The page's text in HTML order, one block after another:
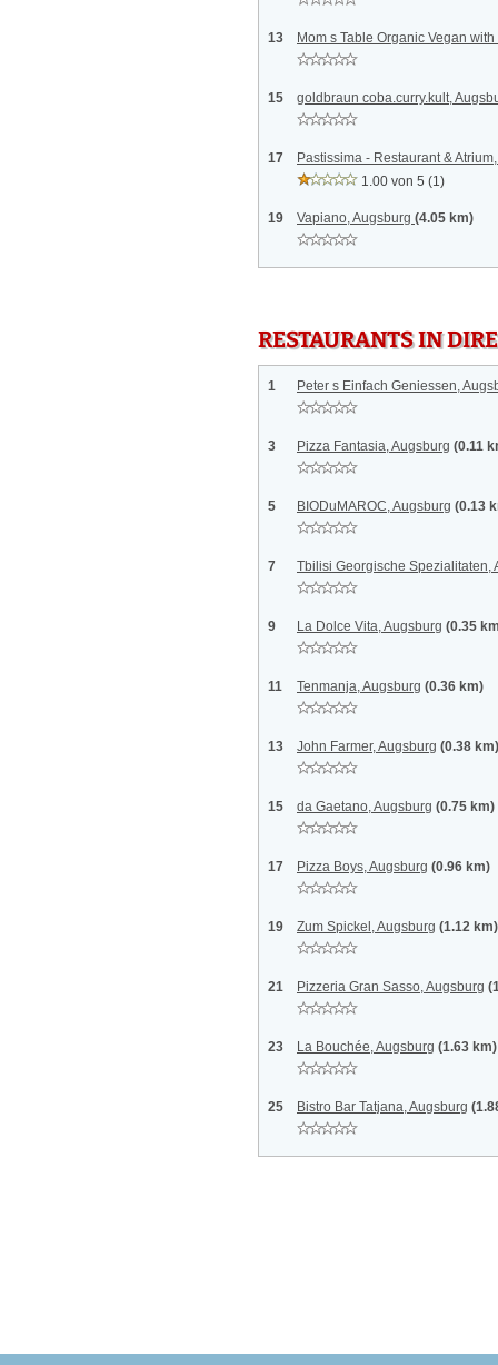
13 Mom s Table Organic Vegan
15 goldbraun coba.curry.kult,
17
Pastissima - Restaurant &
1.00 von 5 (1)
19 Vapiano, Augsburg (4.05 km)
RESTAURANTS IN
1 Peter s Einfach Geniessen,
3 Pizza Fantasia, Augsburg (0.11
5 BIODuMAROC, Augsburg (0.13
7 Tbilisi Georgische Spezialitaten,
9 La Dolce Vita, Augsburg (0.35
11 Tenmanja, Augsburg (0.36 km)
13 John Farmer, Augsburg (0.38 km)
15 da Gaetano, Augsburg (0.75 km)
17 Pizza Boys, Augsburg (0.96 km)
19 Zum Spickel, Augsburg (1.12 km)
21 Pizzeria Gran Sasso, Augsburg
23 La Bouchée, Augsburg (1.63 km)
25 Bistro Bar Tatjana, Augsburg